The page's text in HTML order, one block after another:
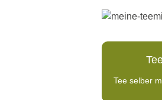
Tee selber